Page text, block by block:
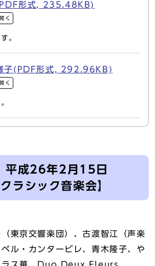
形式, 235.48KB)
く
。
子(PDF形式, 292.96KB)
く
成26年2月15日
クラシック音楽会】
東京交響楽団）、古渡智江（声楽
ル・カンタービレ、青木隆子、や